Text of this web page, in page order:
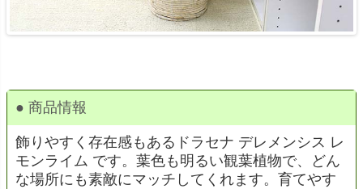
● 商品情報
飾りやすく存在感もあるドラセナ デレメンシス レ
モンライム です。葉色も明るい観葉植物で、どん
な場所にも素敵にマッチしてくれます。育てやす